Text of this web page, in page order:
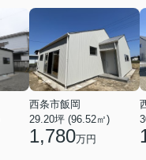
西条市飯岡
29.20坪 (96.52㎡)
1,780万円